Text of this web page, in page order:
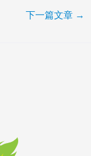
下一篇文章 →